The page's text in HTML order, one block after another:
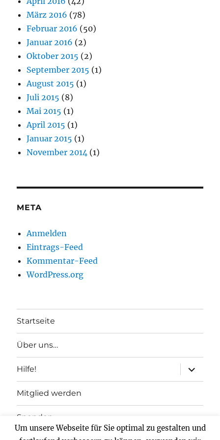
März 2016 (78)
Februar 2016 (50)
Januar 2016 (2)
Oktober 2015 (2)
September 2015 (1)
August 2015 (1)
Juli 2015 (8)
Mai 2015 (1)
April 2015 (1)
Januar 2015 (1)
November 2014 (1)
META
Anmelden
Eintrags-Feed
Kommentar-Feed
WordPress.org
Startseite
Über uns…
Hilfe!
anzeigen
Mitglied werden
Spenden
Um unsere Webseite für Sie optimal zu gestalten und